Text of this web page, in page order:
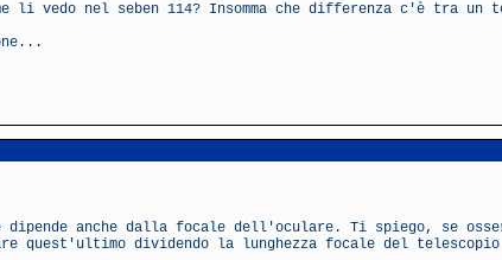
vedo nel seben 114? Insomma che differenza c'è tra
anche dalla focale dell'oculare. Ti spiego, se
quest'ultimo dividendo la lunghezza focale del